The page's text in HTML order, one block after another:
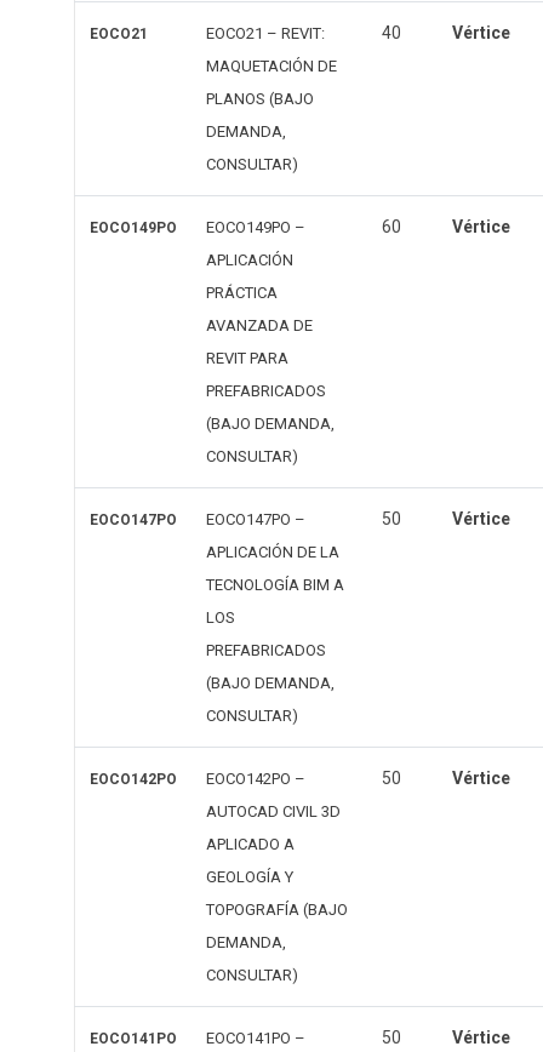
EOCO21
EOCO21 – REVIT:
MAQUETACIÓN DE
PLANOS (BAJO
DEMANDA,
CONSULTAR)
40 Vértice
EOCO149PO
EOCO149PO –
APLICACIÓN
PRÁCTICA
AVANZADA DE
REVIT PARA
PREFABRICADOS
(BAJO DEMANDA,
CONSULTAR)
60 Vértice
EOCO147PO
EOCO147PO –
APLICACIÓN DE LA
TECNOLOGÍA BIM A
LOS
PREFABRICADOS
(BAJO DEMANDA,
CONSULTAR)
50 Vértice
EOCO142PO
EOCO142PO –
AUTOCAD CIVIL 3D
APLICADO A
GEOLOGÍA Y
TOPOGRAFÍA (BAJO
DEMANDA,
CONSULTAR)
50 Vértice
EOCO141PO
EOCO141PO –
50 Vértice